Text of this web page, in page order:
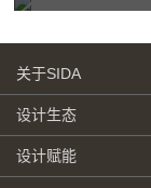
关于SIDA
设计生态
设计赋能